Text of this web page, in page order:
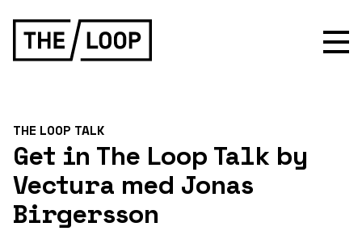
THE LOOP TALK
Get in The Loop Talk by
Vectura med Jonas
Birgersson